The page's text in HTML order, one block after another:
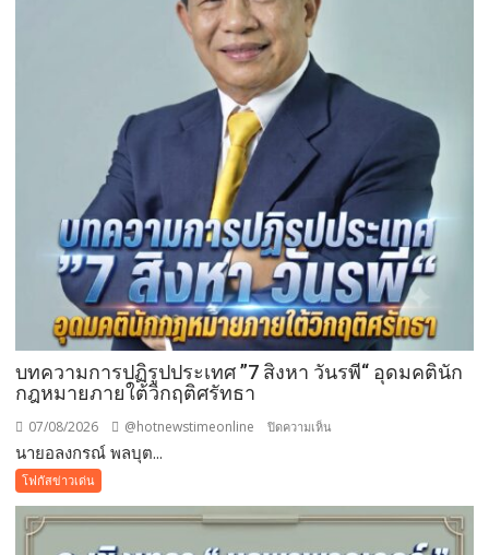
กอง
ขยะ
เป็นก
บุญ
บทความการปฏิรูปประเทศ ”7 สิงหา วันรพี“ อุดมคตินัก
กฎหมายภายใต้วิกฤติศรัทธา
07/08/2026 @hotnewstimeonline ปิดความเห็น
ประเทศ
นายอลงกรณ์ พลบุต...
โฟกัสข่าวเด่น